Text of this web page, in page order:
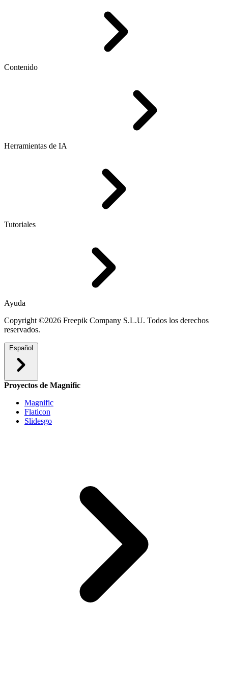
Contenido
Herramientas de IA
Tutoriales
Ayuda
Copyright ©2026 Freepik Company S.L.U. Todos los derechos
reservados.
Español
Proyectos de Magnific
Magnific
Flaticon
Slidesgo